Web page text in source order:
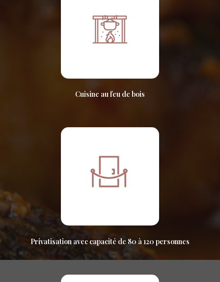
Cuisine au feu de bois
Privatisation avec capacité de 80 à 120 personnes